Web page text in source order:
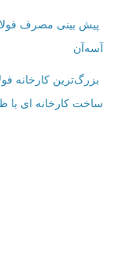
آسه‌آن
بزرگ‌ترین کارخانه
ساخت کارخانه ای با ظرفیت ۲۴ میلیون تن